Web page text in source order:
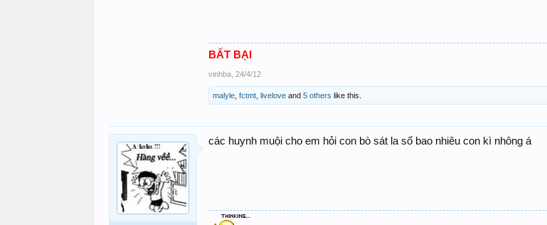
BẤT BẠI
vinhba 24/4/12
malyle fctmt livelove and 5 others like this.
các huynh muội cho em hỏi con bò sát la số bao nhiêu con kì nhông á